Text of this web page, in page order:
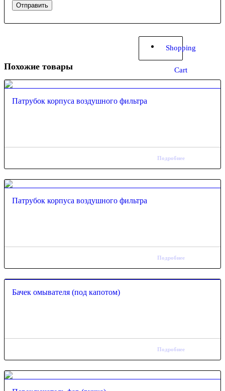
Shopping
Cart
Похожие товары
Патрубок корпуса воздушного фильтра
Подробнее
Патрубок корпуса воздушного фильтра
Подробнее
Бачек омывателя (под капотом)
Подробнее